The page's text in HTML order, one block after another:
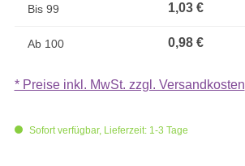
Bis 99 1,03 €
Ab 100 0,98 €
* Preise inkl. MwSt. zzgl. Versandkosten
Sofort verfügbar, Lieferzeit: 1-3 Tage